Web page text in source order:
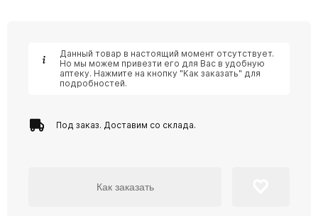
Данный товар в настоящий момент отсутствует.
Но мы можем привезти его для Вас в удобную
аптеку. Нажмите на кнопку "Как заказать" для
подробностей.
Под заказ. Доставим со склада.
Как заказать